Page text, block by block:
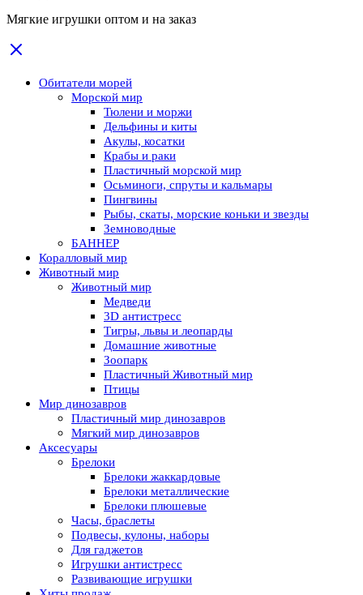
Мягкие игрушки оптом и на заказ
Обитатели морей
Морской мир
Тюлени и моржи
Дельфины и киты
Акулы, косатки
Крабы и раки
Пластичный морской мир
Осьминоги, спруты и кальмары
Пингвины
Рыбы, скаты, морские коньки и звезды
Земноводные
БАННЕР
Коралловый мир
Животный мир
Животный мир
Медведи
3D антистресс
Тигры, львы и леопарды
Домашние животные
Зоопарк
Пластичный Животный мир
Птицы
Мир динозавров
Пластичный мир динозавров
Мягкий мир динозавров
Аксесуары
Брелоки
Брелоки жаккардовые
Брелоки металлические
Брелоки плюшевые
Часы, браслеты
Подвесы, кулоны, наборы
Для гаджетов
Игрушки антистресс
Развивающие игрушки